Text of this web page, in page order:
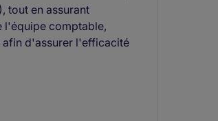
tout en assurant
l'équipe comptable,
afin d'assurer l'efficacité